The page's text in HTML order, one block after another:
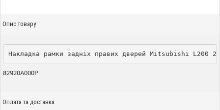
Опис товару
Накладка рамки задніх правих дверей Mitsubishi L200
82920A000P
Оплата та доставка